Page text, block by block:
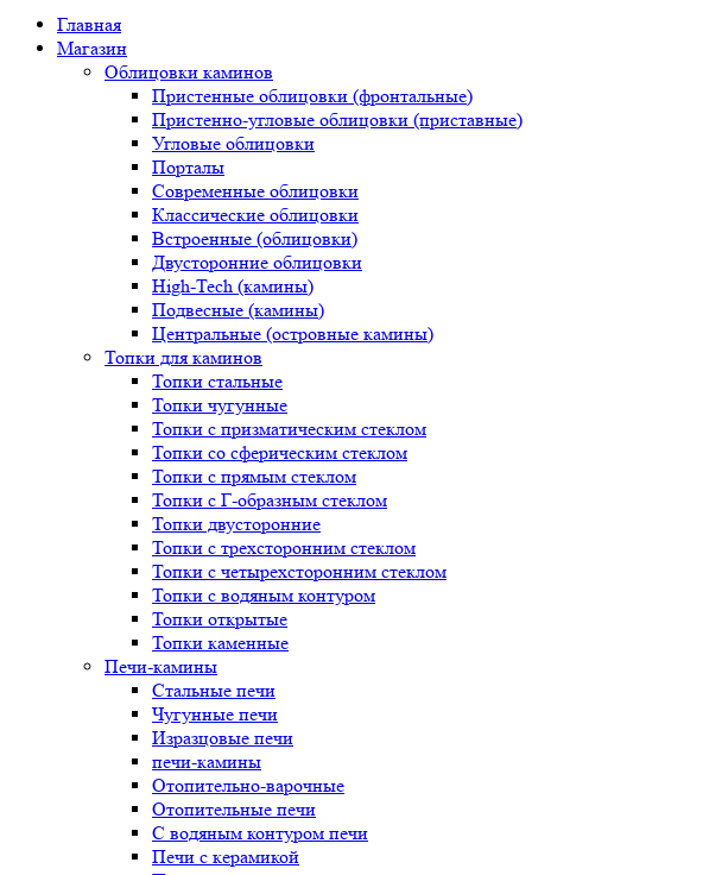
Главная
Магазин
Облицовки каминов
Пристенные облицовки (фронтальные)
Пристенно-угловые облицовки (приставные)
Угловые облицовки
Порталы
Современные облицовки
Классические облицовки
Встроенные (облицовки)
Двусторонние облицовки
High-Tech (камины)
Подвесные (камины)
Центральные (островные камины)
Топки для каминов
Топки стальные
Топки чугунные
Топки с призматическим стеклом
Топки со сферическим стеклом
Топки с прямым стеклом
Топки с Г-образным стеклом
Топки двусторонние
Топки с трехсторонним стеклом
Топки с четырехсторонним стеклом
Топки с водяным контуром
Топки открытые
Топки каменные
Печи-камины
Стальные печи
Чугунные печи
Изразцовые печи
печи-камины
Отопительно-варочные
Отопительные печи
С водяным контуром печи
Печи с керамикой